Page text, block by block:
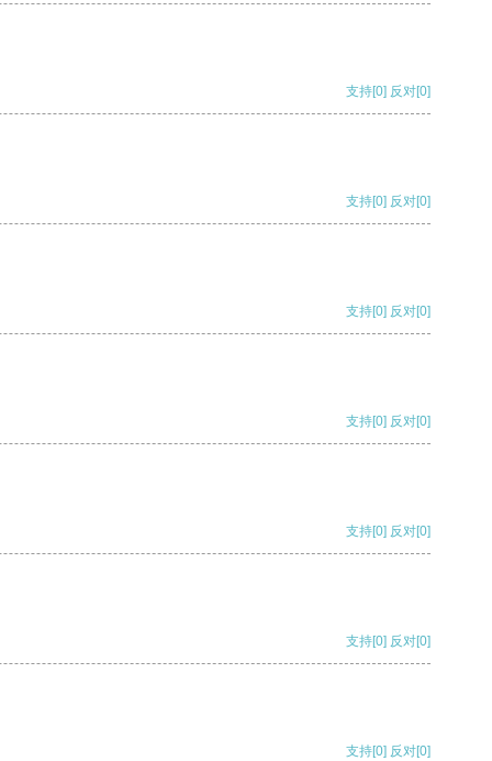
支持[0] 反对[0]
支持[0] 反对[0]
支持[0] 反对[0]
支持[0] 反对[0]
支持[0] 反对[0]
支持[0] 反对[0]
支持[0] 反对[0]